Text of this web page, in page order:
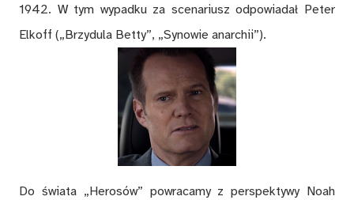
1942. W tym wypadku za scenariusz odpowiadał Peter
Elkoff („Brzydula Betty”, „Synowie anarchii”).
Do świata „Herosów” powracamy z perspektywy Noah